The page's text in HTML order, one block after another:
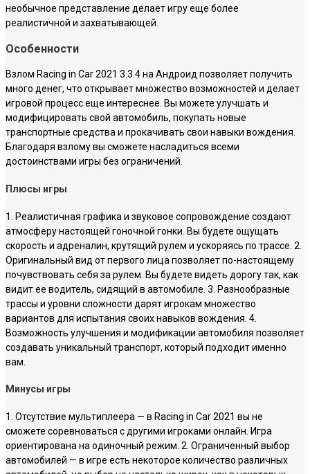
необычное представление делает игру еще более
реалистичной и захватывающей.
Особенности
Взлом Racing in Car 2021 3.3.4 на Андроид позволяет получить
много денег, что открывает множество возможностей и делает
игровой процесс еще интереснее. Вы можете улучшать и
модифицировать свой автомобиль, покупать новые
транспортные средства и прокачивать свои навыки вождения.
Благодаря взлому вы сможете насладиться всеми
достоинствами игры без ограничений.
Плюсы игры
1. Реалистичная графика и звуковое сопровождение создают
атмосферу настоящей гоночной гонки. Вы будете ощущать
скорость и адреналин, крутящий рулем и ускоряясь по трассе. 2.
Оригинальный вид от первого лица позволяет по-настоящему
почувствовать себя за рулем. Вы будете видеть дорогу так, как
видит ее водитель, сидящий в автомобиле. 3. Разнообразные
трассы и уровни сложности дарят игрокам множество
вариантов для испытания своих навыков вождения. 4.
Возможность улучшения и модификации автомобиля позволяет
создавать уникальный транспорт, который подходит именно
вам.
Минусы игры
1. Отсутствие мультиплеера — в Racing in Car 2021 вы не
сможете соревноваться с другими игроками онлайн. Игра
ориентирована на одиночный режим. 2. Ограниченный выбор
автомобилей — в игре есть некоторое количество различных